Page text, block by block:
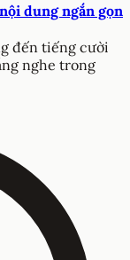
dung ngắn gọn
đến tiếng cười
nghe trong